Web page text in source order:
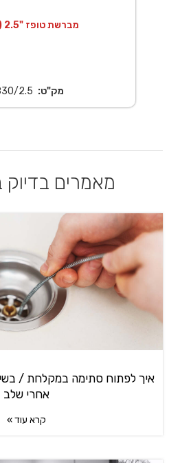
מברשת טופז "2.5 (6 יח')
מק"ט: 2.5
מאמרים
איך לפתוח סתימה במקלחת /
אחרי שלב
קרא עוד »